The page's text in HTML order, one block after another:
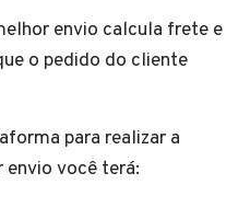
envio calcula frete e
o pedido do cliente
para realizar a
você terá: